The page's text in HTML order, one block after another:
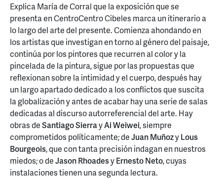
Explica María de Corral que la exposición que se
presenta en CentroCentro Cibeles marca un itinerario a
lo largo del arte del presente. Comienza ahondando en
los artistas que investigan en torno al género del paisaje,
continúa por los pintores que recurren al color y la
pincelada de la pintura, sigue por las propuestas que
reflexionan sobre la intimidad y el cuerpo, después hay
un largo apartado dedicado a los conflictos que suscita
la globalización y antes de acabar hay una serie de salas
dedicadas al discurso autorreferencial del arte. Hay
obras deSantiago SierrayAi Weiwei, siempre
comprometidos políticamente; deJuan MuñozyLous
Bourgeois, que con tanta precisión indagan en nuestros
miedos; o deJason RhoadesyErnesto Neto, cuyas
instalaciones tienen una segunda lectura.